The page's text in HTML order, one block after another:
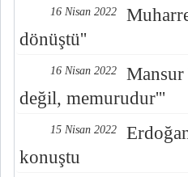
16 Nisan 2022
dönüştü''
16 Nisan 2022
Mansur
değil, memurudur'''
15 Nisan 2022
konuştu